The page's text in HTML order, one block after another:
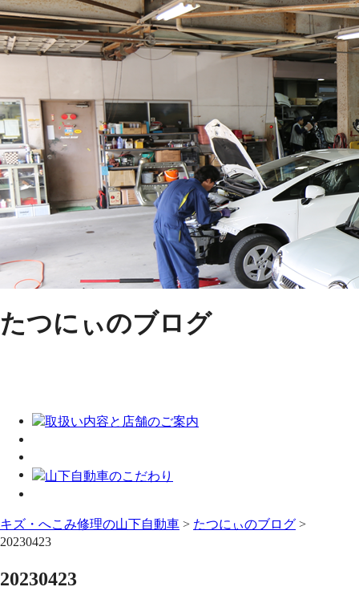
たつにぃのブログ
キズ・へこみ修理の山下自動車 > たつにぃのブログ >
20230423
20230423